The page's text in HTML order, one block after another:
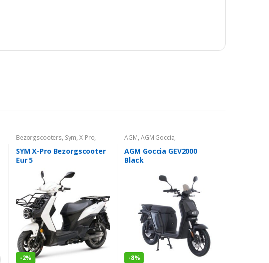
Bezorgscooters, Sym,X-Pro,
Zakelijk
SYM X-Pro Bezorgscooter
Eur 5
-2%
AGM, AGM Goccia,
Bezorgscooters Elektrisch
GEV2000,Zakelijk
AGM Goccia GEV2000
Black
-8%